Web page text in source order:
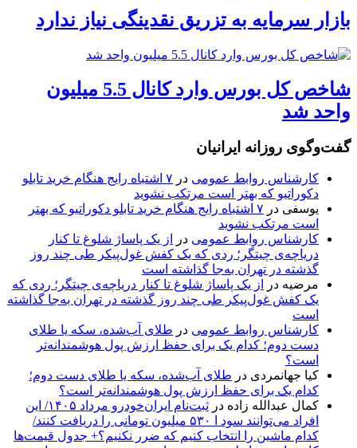
بازار سرمایه به تزریق نقدینگی نیاز ندارد
شاخص کل بورس وارد کانال 5.5 میلیون
واحد شد
گفت‌وگوی روزانه ایرانیان
کارشناس روابط عمومی در
۷ اشتباه رایج هنگام خرید تابلو
دکوراتیو که بهتر است مرتکب نشوید
یوسفی در
۷ اشتباه رایج هنگام خرید تابلو دکوراتیو که بهتر
است مرتکب نشوید
کارشناس روابط عمومی در
از یک پاساژ شلوغ تا کنار
دریاچه‌ی چیتگر؛ ردی که یک کفش غول‌پیکر طی چند روز
گذشته در تهران به‌جا گذاشته است
مرضیه در
از یک پاساژ شلوغ تا کنار دریاچه‌ی چیتگر؛ ردی که
یک کفش غول‌پیکر طی چند روز گذشته در تهران به‌جا گذاشته
است
کارشناس روابط عمومی در طلای آب‌شده، سکه یا طلای
دست دوم؛ کدام یک برای حفظ ارزش پول هوشمندانه‌تر
است؟
کیا جهانمردی در طلای آب‌شده، سکه یا طلای دست دوم؛
کدام یک برای حفظ ارزش پول هوشمندانه‌تر است؟
کمال عبدالله زاده در
ثبت‌نام ایران‌خودرو مرداد ۱۴۰۵/ این
افراد می‌توانند سود ا ۵۳۰ میلیون تومانی را دریافت کنند/
کدام ماشین را انتخاب کنیم که ضرر نکنیم؟+ جدول قیمت‌ها